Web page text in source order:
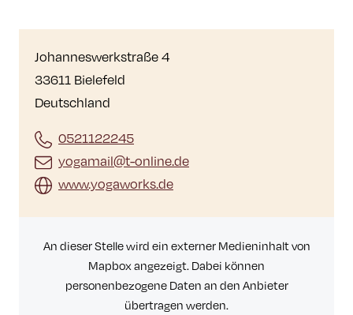
Johanneswerkstraße 4
33611 Bielefeld
Deutschland
0521122245
yogamail@t-online.de
www.yogaworks.de
An dieser Stelle wird ein externer Medieninhalt von
Mapbox angezeigt. Dabei können
personenbezogene Daten an den Anbieter
übertragen werden.